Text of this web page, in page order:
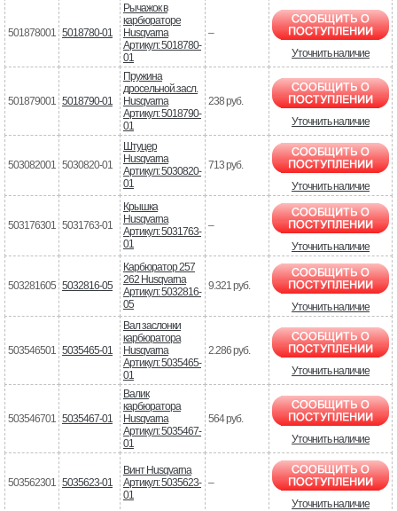
501878001 5018780-01
Рычажок в
карбюраторе
Husqvarna
Артикул: 5018780-
01
–
Уточнить наличие
501879001 5018790-01
Пружина
дросельной.засл.
Husqvarna
Артикул: 5018790-
01
238 руб.
Уточнить наличие
503082001 5030820-01
Штуцер
Husqvarna
Артикул: 5030820-
01
713 руб.
Уточнить наличие
503176301 5031763-01
Крышка
Husqvarna
Артикул: 5031763-
01
–
Уточнить наличие
503281605 5032816-05
Карбюратор 257
262 Husqvarna
Артикул: 5032816-
05
9.321 руб.
Уточнить наличие
503546501 5035465-01
Вал заслонки
карбюратора
Husqvarna
Артикул: 5035465-
01
2.286 руб.
Уточнить наличие
503546701 5035467-01
Валик
карбюратора
Husqvarna
Артикул: 5035467-
01
564 руб.
Уточнить наличие
503562301 5035623-01
Винт Husqvarna
Артикул: 5035623-
01
–
Уточнить наличие